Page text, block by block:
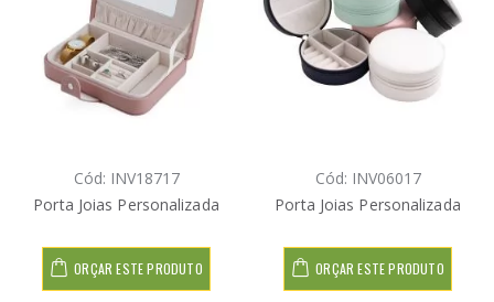
Cód: INV18717
Porta Joias Personalizada
ORÇAR ESTE PRODUTO
Cód: INV06017
Porta Joias Personalizada
ORÇAR ESTE PRODUTO